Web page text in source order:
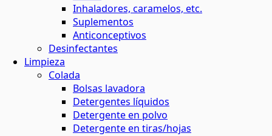
Inhaladores, caramelos, etc.
Suplementos
Anticonceptivos
Desinfectantes
Limpieza
Colada
Bolsas lavadora
Detergentes líquidos
Detergente en polvo
Detergente en tiras/hojas